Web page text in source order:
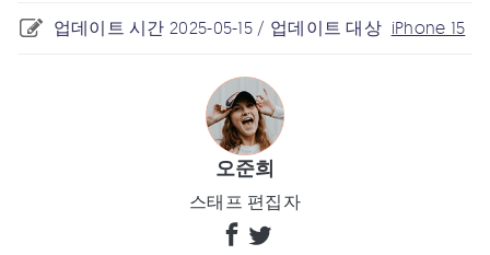
업데이트 시간 2025-05-15 / 업데이트 대상 iPhone 15
오준희
스태프 편집자